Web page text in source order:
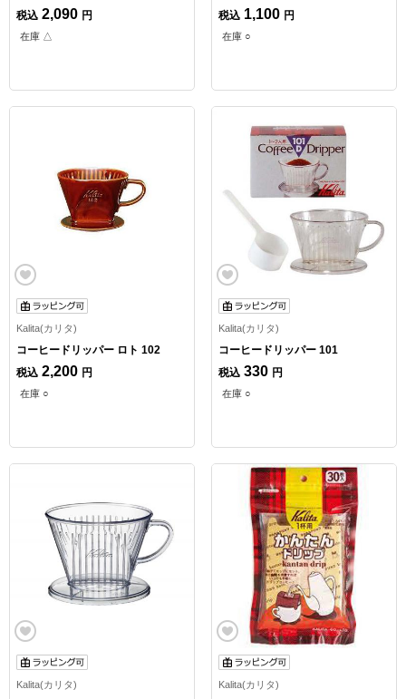
税込 2,090 円
在庫 △
税込 1,100 円
在庫 ○
Kalita(カリタ)
コーヒードリッパー ロト 102
税込 2,200 円
在庫 ○
Kalita(カリタ)
コーヒードリッパー 101
税込 330 円
在庫 ○
Kalita(カリタ) Kalita(カリタ)